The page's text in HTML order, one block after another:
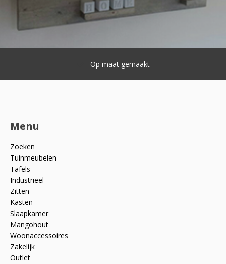
Snelle levering
Menu
Zoeken
Tuinmeubelen
Tafels
Industrieel
Zitten
Kasten
Slaapkamer
Mangohout
Woonaccessoires
Zakelijk
Outlet